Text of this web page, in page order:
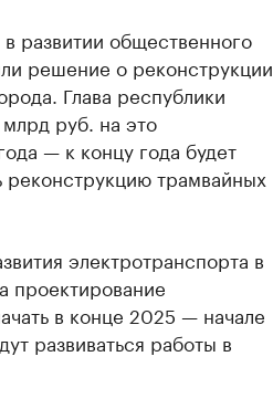
развитии общественного
решение о реконструкции
Глава республики
руб. на это
— к концу года будет
реконструкцию трамвайных
электротранспорта в
проектирование
в конце 2025 — начале
развиваться работы в